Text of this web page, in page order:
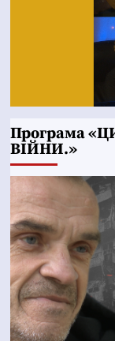
Програма
ВІЙНИ.»